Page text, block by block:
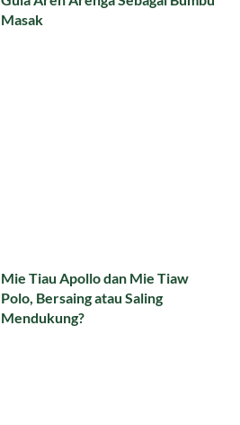
Masak
Mie Tiau Apollo dan Mie Tiaw
Polo, Bersaing atau Saling
Mendukung?